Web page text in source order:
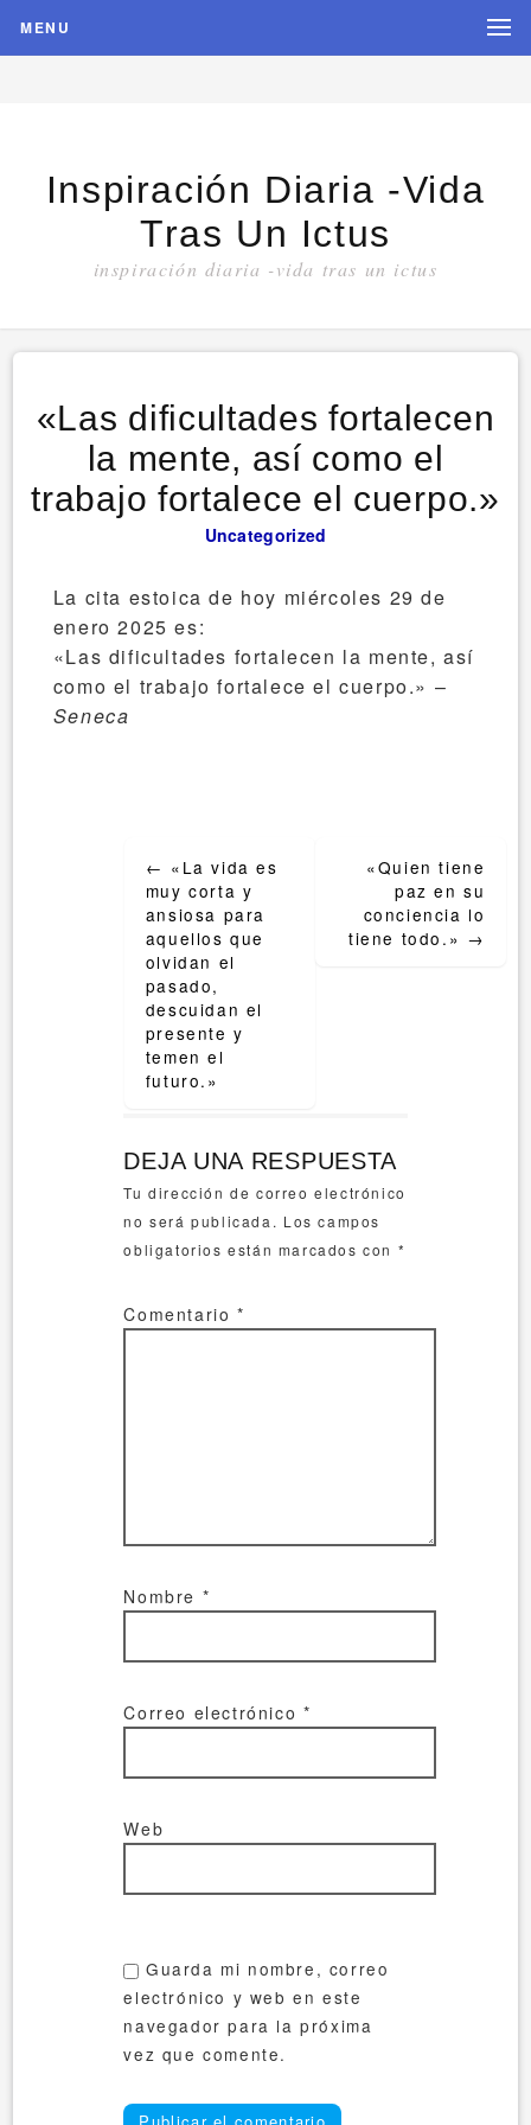
MENU
Inspiración Diaria -vida
Tras Un Ictus
inspiración diaria -vida tras un ictus
«Las dificultades fortalecen
la mente, así como el
trabajo fortalece el cuerpo.»
Uncategorized
La cita estoica de hoy miércoles 29 de
enero 2025 es:
«Las dificultades fortalecen la mente, así
como el trabajo fortalece el cuerpo.» –
Seneca
navigation
← «La vida es
muy corta y
ansiosa para
aquellos que
olvidan el
pasado,
descuidan el
presente y
temen el
futuro.»
«Quien tiene
paz en su
conciencia lo
tiene todo.» →
DEJA UNA RESPUESTA
Tu dirección de correo electrónico
no será publicada. Los campos
obligatorios están marcados con *
Comentario*
Nombre *
Correo electrónico *
Web
Guarda mi nombre, correo
electrónico y web en este
navegador para la próxima
vez que comente.